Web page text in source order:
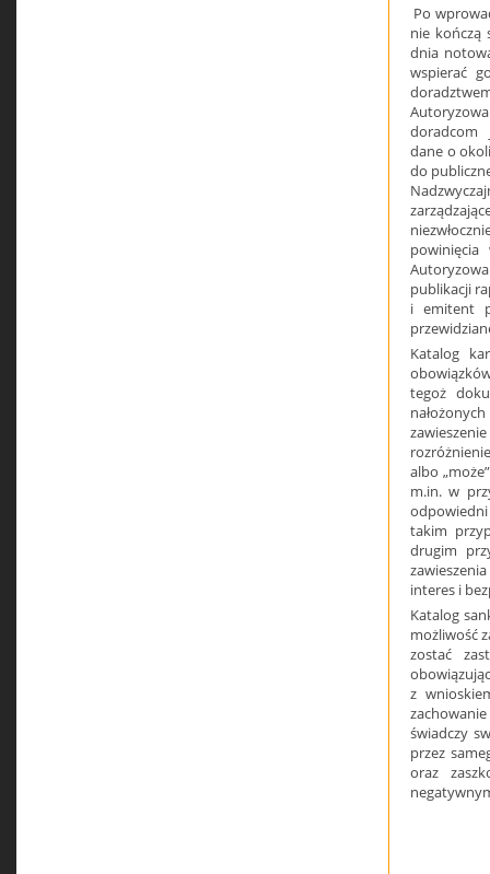
Po
nie kończą
dnia
wspierać
doradcom
dane o
do
publikacji
i emitent
Katalog
tegoż
albo
m.in. w
odpowiedni
takim
drugim
interes i
Katalog
możliwość
zostać
z
świadczy
przez
oraz